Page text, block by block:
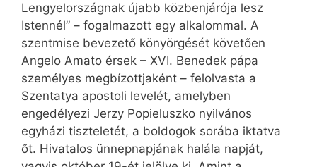
Lengyelországnak újabb közbenjárója lesz
Istennél” – fogalmazott egy alkalommal. A
szentmise bevezető könyörgését követően
Angelo Amato érsek – XVI. Benedek pápa
személyes megbízottjaként – felolvasta a
Szentatya apostoli levelét, amelyben
engedélyezi Jerzy Popieluszko nyilvános
egyházi tiszteletét, a boldogok sorába iktatva
őt. Hivatalos ünnepnapjának halála napját,